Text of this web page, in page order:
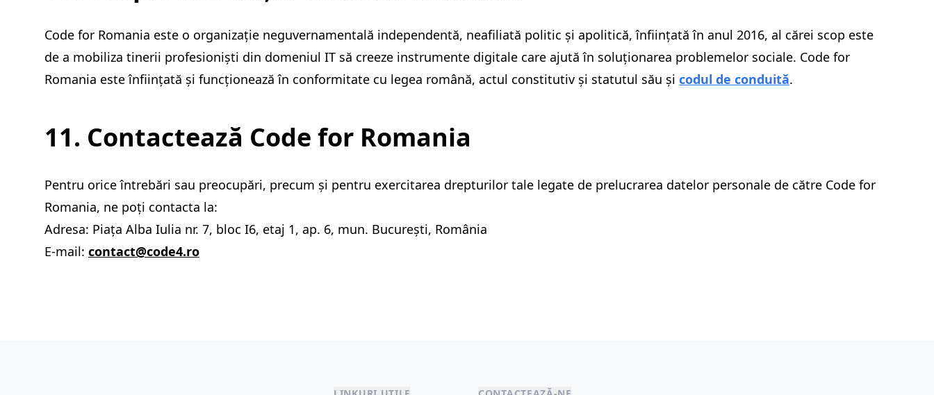
Code for Romania este o organizație neguvernamentală independentă, neafiliată politic și apolitică, înființată în anul 2016, al cărei scop este
de a mobiliza tinerii profesioniști din domeniul IT să creeze instrumente digitale care ajută în soluționarea problemelor sociale. Code for
Romania este înființată și funcționează în conformitate cu legea română, actul constitutiv și statutul său și codul de conduită.
11. Contactează Code for Romania
Pentru orice întrebări sau preocupări, precum și pentru exercitarea drepturilor tale legate de prelucrarea datelor personale de către Code for
Romania, ne poți contacta la:
Adresa: Piața Alba Iulia nr. 7, bloc I6, etaj 1, ap. 6, mun. București, România
E-mail: contact@code4.ro